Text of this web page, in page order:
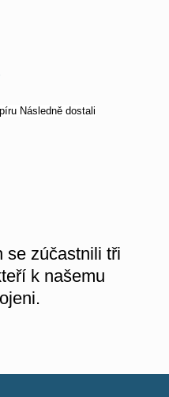
Následně dostali
se zúčastnili tři
k našemu